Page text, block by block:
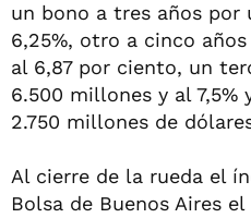
un bono a tres años por
6,25%, otro a cinco
al 6,87 por ciento, un
6.500 millones y al
2.750 millones de
Al cierre de la rueda el
Bolsa de Buenos Aires